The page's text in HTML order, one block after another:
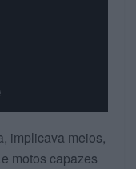
implicava meios,
motos capazes